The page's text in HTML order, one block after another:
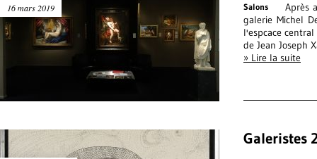
16 mars 2019 Salons
Après
galerie Michel
l'espcace
de Jean Joseph
» Lire la suite
Galeristes